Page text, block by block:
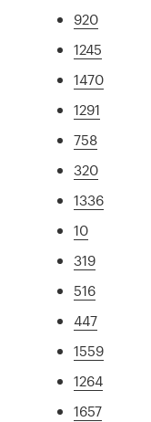
920
1245
1470
1291
758
320
1336
10
319
516
447
1559
1264
1657